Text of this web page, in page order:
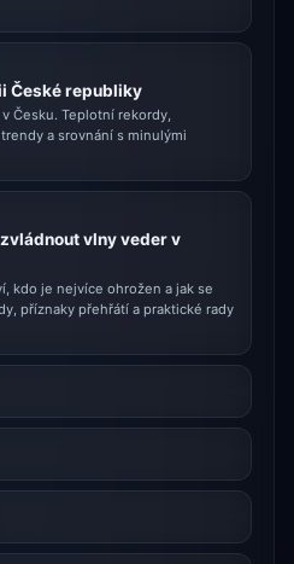
České republiky
Česku. Teplotní rekordy,
a srovnání s minulými
vlny veder v
kdo je nejvíce ohrožen a jak se
příznaky přehřátí a praktické rady